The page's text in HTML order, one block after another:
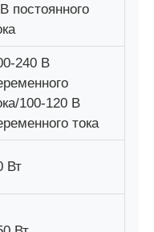
постоянного
240 В
100-120 В
тока
Вт